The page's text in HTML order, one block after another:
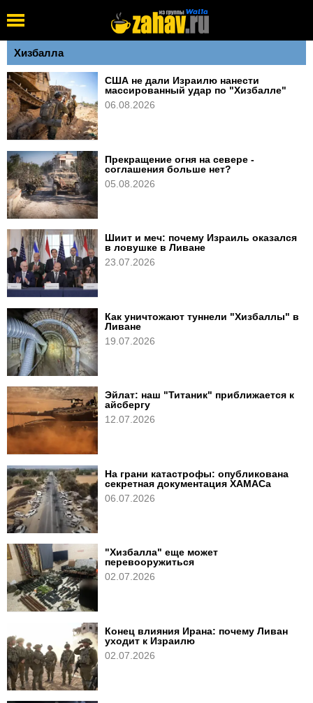
Хизбалла
США не дали Израилю нанести
массированный удар по "Хизбалле"
06.08.2026
Прекращение огня на севере -
соглашения больше нет?
05.08.2026
Шиит и меч: почему Израиль оказался
в ловушке в Ливане
23.07.2026
Как уничтожают туннели "Хизбаллы" в
Ливане
19.07.2026
Эйлат: наш "Титаник" приближается к
айсбергу
12.07.2026
На грани катастрофы: опубликована
секретная документация XАМАСа
06.07.2026
"Хизбалла" еще может
перевооружиться
02.07.2026
Конец влияния Ирана: почему Ливан
уходит к Израилю
02.07.2026